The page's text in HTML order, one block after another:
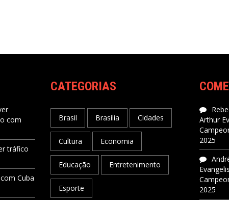
com
tráfico
Cuba
CATEGORIAS
Brasil Brasília Cidades
Cultura Economia
Educação Entretenimento
Esporte
Arthur
2025
2025